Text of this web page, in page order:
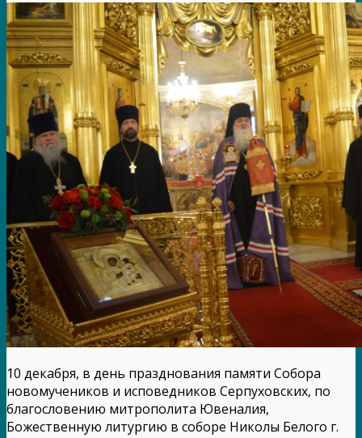
10 декабря, в день празднования памяти Собора
новомучеников и исповедников Серпуховских, по
благословению митрополита Ювеналия,
Божественную литургию в соборе Николы Белого г.